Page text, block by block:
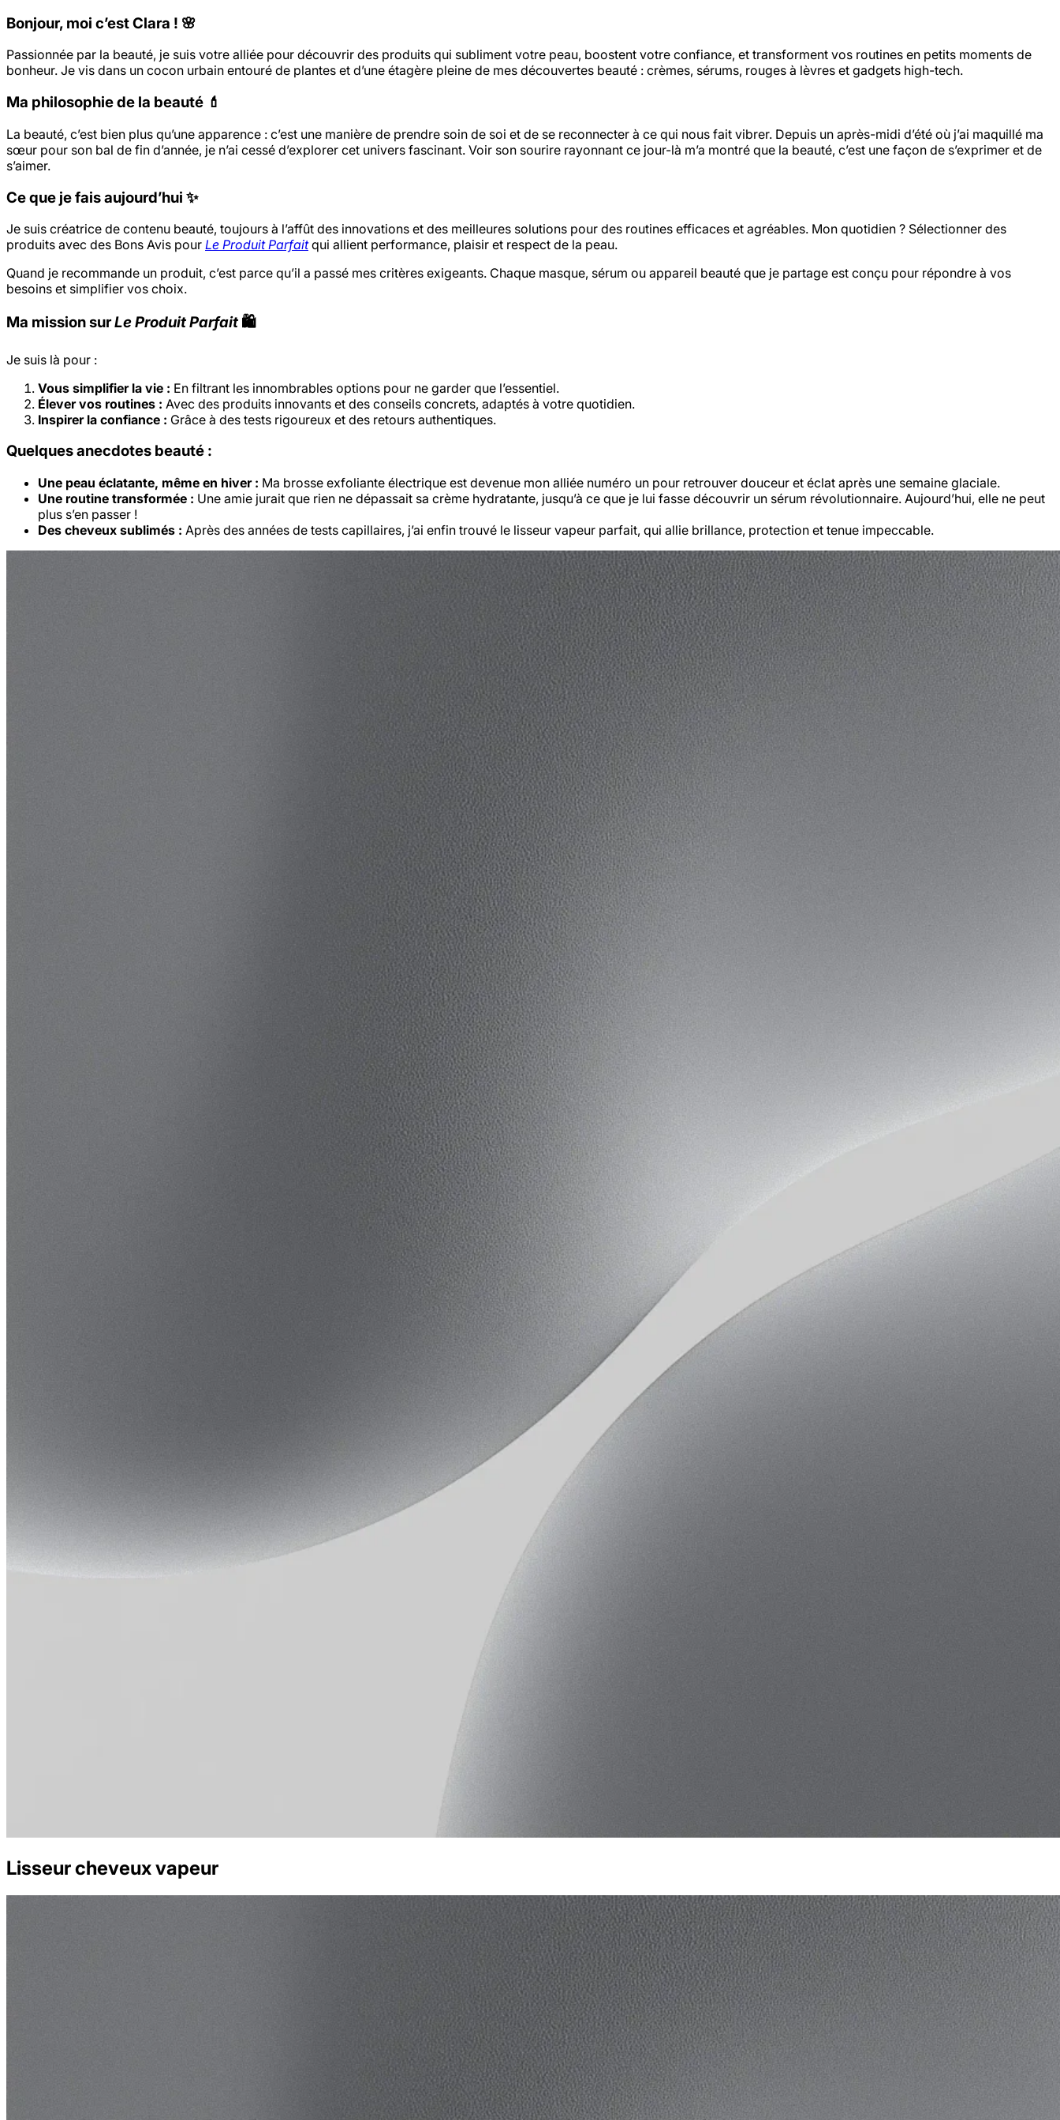
Bonjour, moi c’est Clara ! 🌸
Passionnée par la beauté, je suis votre alliée pour découvrir des produits qui subliment votre peau, boostent votre confiance, et transforment vos routines en petits moments de
bonheur. Je vis dans un cocon urbain entouré de plantes et d’une étagère pleine de mes découvertes beauté : crèmes, sérums, rouges à lèvres et gadgets high-tech.
Ma philosophie de la beauté 💄
La beauté, c’est bien plus qu’une apparence : c’est une manière de prendre soin de soi et de se reconnecter à ce qui nous fait vibrer. Depuis un après-midi d’été où j’ai maquillé ma
sœur pour son bal de fin d’année, je n’ai cessé d’explorer cet univers fascinant. Voir son sourire rayonnant ce jour-là m’a montré que la beauté, c’est une façon de s’exprimer et de
s’aimer.
Ce que je fais aujourd’hui ✨
Je suis créatrice de contenu beauté, toujours à l’affût des innovations et des meilleures solutions pour des routines efficaces et agréables. Mon quotidien ? Sélectionner des
produits avec des Bons Avis pour Le Produit Parfaitqui allient performance, plaisir et respect de la peau.
Quand je recommande un produit, c’est parce qu’il a passé mes critères exigeants. Chaque masque, sérum ou appareil beauté que je partage est conçu pour répondre à vos
besoins et simplifier vos choix.
Ma mission surLe Produit Parfait 🛍️
Je suis là pour :
Vous simplifier la vie : En filtrant les innombrables options pour ne garder que l’essentiel.
Élever vos routines : Avec des produits innovants et des conseils concrets, adaptés à votre quotidien.
Inspirer la confiance : Grâce à des tests rigoureux et des retours authentiques.
Quelques anecdotes beauté :
Une peau éclatante, même en hiver : Ma brosse exfoliante électrique est devenue mon alliée numéro un pour retrouver douceur et éclat après une semaine glaciale.
Une routine transformée : Une amie jurait que rien ne dépassait sa crème hydratante, jusqu’à ce que je lui fasse découvrir un sérum révolutionnaire. Aujourd’hui, elle ne peut
plus s’en passer !
Des cheveux sublimés : Après des années de tests capillaires, j’ai enfin trouvé le lisseur vapeur parfait, qui allie brillance, protection et tenue impeccable.
Lisseur cheveux vapeur